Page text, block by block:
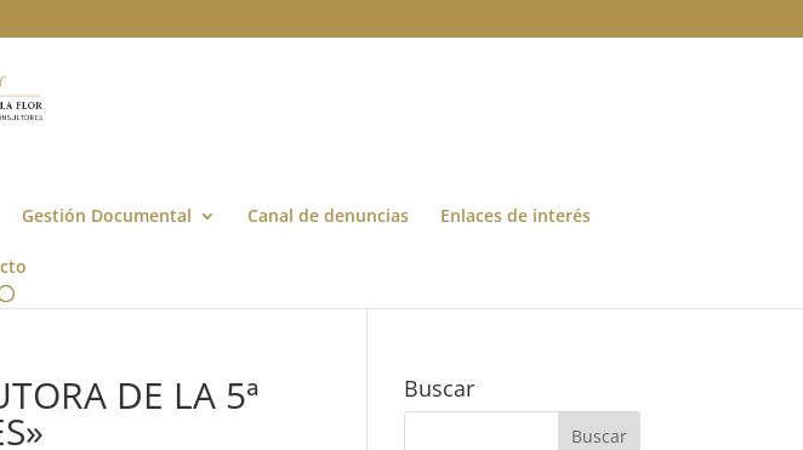
Gestión Documental Canal de denuncias Enlaces de interés
DE LA 5ª Buscar